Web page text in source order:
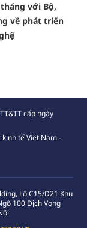
với Bộ,
về phát triển
cấp ngày
tế Việt Nam -
Lô C15/D21 Khu
100 Dịch Vọng